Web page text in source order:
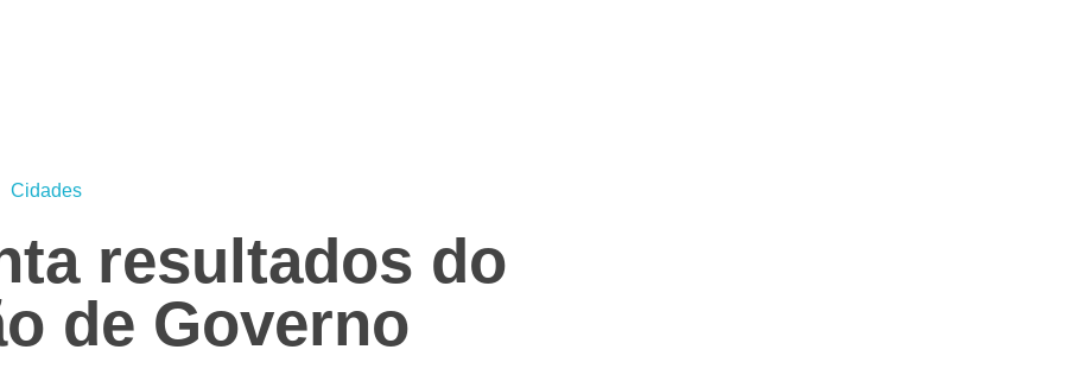
Cidades
resultados do
de Governo